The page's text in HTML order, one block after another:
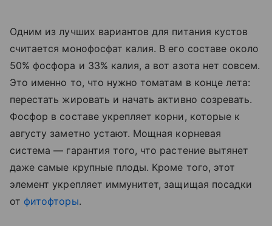
Одним из лучших вариантов для питания кустов
считается монофосфат калия. В его составе около
50% фосфора и 33% калия, а вот азота нет совсем.
Это именно то, что нужно томатам в конце лета:
перестать жировать и начать активно созревать.
Фосфор в составе укрепляет корни, которые к
августу заметно устают. Мощная корневая
система — гарантия того, что растение вытянет
даже самые крупные плоды. Кроме того, этот
элемент укрепляет иммунитет, защищая посадки
от фитофторы.